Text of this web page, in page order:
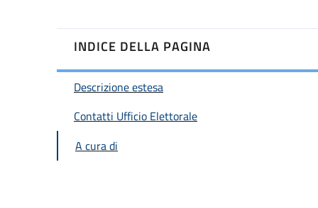
INDICE DELLA PAGINA
Descrizione estesa
Contatti Ufficio Elettorale
A cura di